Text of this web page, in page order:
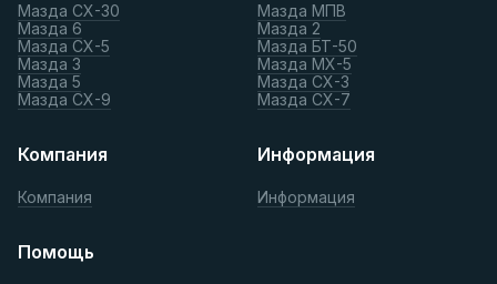
Мазда СХ-30
Мазда 6
Мазда СХ-5
Мазда 3
Мазда 5
Мазда СХ-9
Мазда МПВ
Мазда 2
Мазда БТ-50
Мазда МХ-5
Мазда СХ-3
Мазда СХ-7
Компания
Компания
Информация
Информация
Помощь